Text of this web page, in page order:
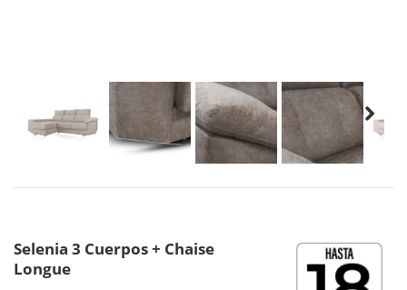
Selenia 3 Cuerpos + Chaise
Longue